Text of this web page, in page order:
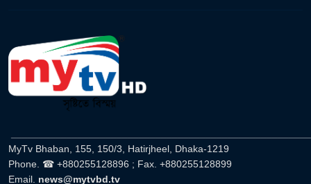
MyTv Bhaban, 155, 150/3, Hatirjheel, Dhaka-1219
Phone. ☎ +880255128896 ; Fax. +880255128899
Email. news@mytvbd.tv